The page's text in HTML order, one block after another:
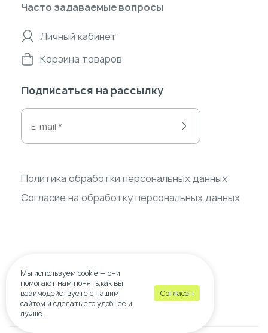
Часто задаваемые вопросы
Личный кабинет
Корзина товаров
Подписаться на рассылку
Политика обработки персональных данных
Согласие на обработку персональных данных
© 2026 wow-decor.ru
Мы используем cookie— они
помогают нам понять,как вы
взаимодействуете с нашим
сайтом и сделать его удобнее и
лучше.
Согласен